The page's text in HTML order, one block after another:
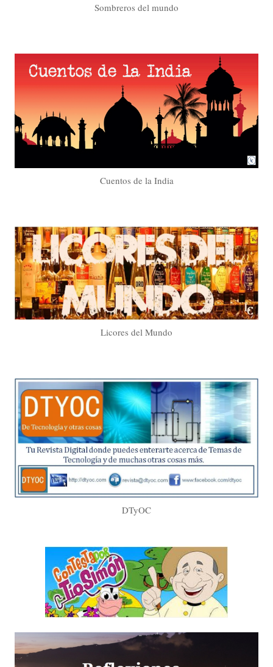
Sombreros del mundo
Cuentos de la India
Licores del Mundo
DTyOC